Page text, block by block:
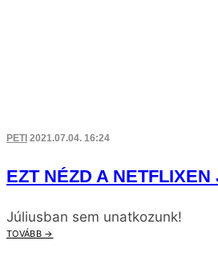
PETI 2021.07.04. 16:24
EZT NÉZD A
Júliusban sem unatkozunk!
TOVÁBB →